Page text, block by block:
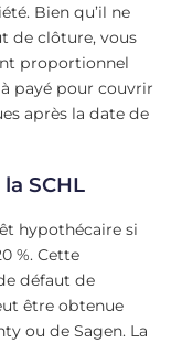
Bien qu’il ne
de clôture, vous
proportionnel
payé pour couvrir
après la date de
SCHL
hypothécaire si
%. Cette
défaut de
être obtenue
ou de Sagen. La